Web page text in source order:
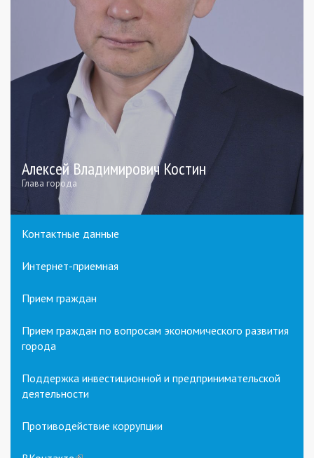
Алексей Владимирович Костин
Глава города
Контактные данные
Интернет-приемная
Прием граждан
Прием граждан по вопросам экономического развития
города
Поддержка инвестиционной и предпринимательской
деятельности
Противодействие коррупции